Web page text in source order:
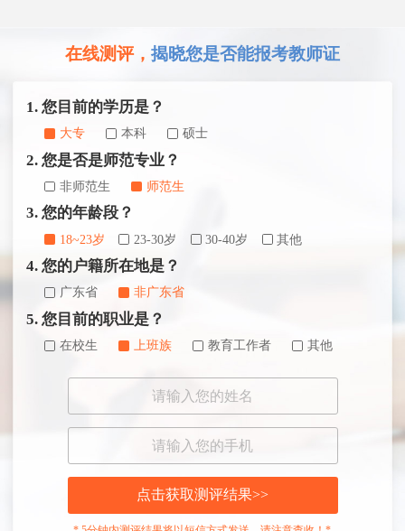
在线测评， 揭晓您是否能报考教师证
1. 您目前的学历是？
大专 本科 硕士
2. 您是否是师范专业？
非师范生 师范生
3. 您的年龄段？
18~23岁 23-30岁 30-40岁 其他
4. 您的户籍所在地是？
广东省 非广东省
5. 您目前的职业是？
在校生 上班族 教育工作者 其他
点击获取测评结果>>